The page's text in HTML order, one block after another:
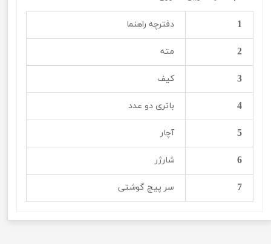
1 دفترچه راهنما
2 مته
3 کیف
4 باتری دو عدد
5 آچار
6 شارژر
7 سر پیچ گوشتی